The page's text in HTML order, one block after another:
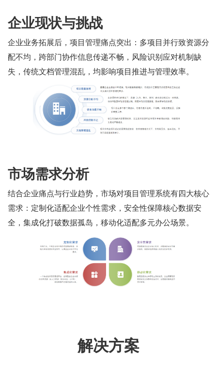
企业现状与挑战
企业业务拓展后，项目管理痛点突出：多项目并行致资源分
配不均，跨部门协作信息传递不畅，风险识别应对机制缺
失，传统文档管理混乱，均影响项目推进与管理效率。
市场需求分析
结合企业痛点与行业趋势，市场对项目管理系统有四大核心
需求：定制化适配企业个性需求，安全性保障核心数据安
全，集成化打破数据孤岛，移动化适配多元办公场景。
解决方案